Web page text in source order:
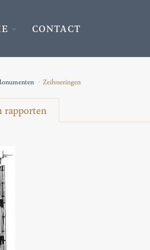
CONTACT
Zeilvoeringen
rapporten